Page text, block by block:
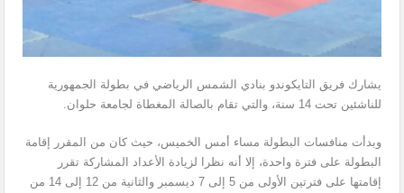
يشارك فريق التايكوندو بنادي الشمس الرياضي في بطولة الجمهورية
للناشئين تحت 14 سنة، والتي تقام بالصالة المغطاة لجامعة حلوان.
وبدأت منافسات البطولة مساء أمس الخميس، حيث كان من المقرر إقامة
البطولة على فترة واحدة، إلا أنه نظرا لزيادة الأعداد المشاركة تقرر
إقامتها على فترتين الأولى من 5 إلى 7 ديسمبر والثانية من 12 إلى 14 من